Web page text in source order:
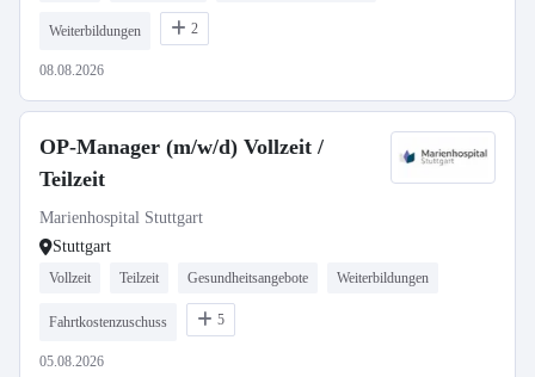
Weiterbildungen 2
08.08.2026
OP-Manager (m/w/d) Vollzeit /
Teilzeit
Marienhospital Stuttgart
Stuttgart
Vollzeit Teilzeit Gesundheitsangebote Weiterbildungen
Fahrtkostenzuschuss 5
05.08.2026